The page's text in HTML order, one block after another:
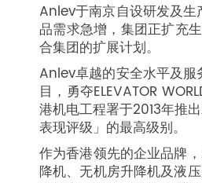
Anlev于南京自设研发及
品需求急增，集团正扩充
合集团的扩展计划。
Anlev卓越的安全水平及
目，勇夺ELEVATOR
港机电工程署于2013年推
表现评级」的最高级别。
作为香港领先的企业品牌
降机、无机房升降机及液